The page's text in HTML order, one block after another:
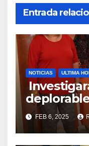
Entrada
NOTICIAS ULTIMA
de la
FEB 6, 2025